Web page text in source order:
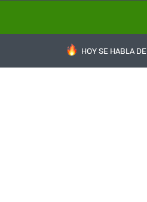
HOY SE HABLA DE